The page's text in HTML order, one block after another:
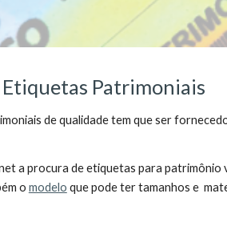
Etiquetas Patrimoniais
de qualidade tem que ser
a procura de etiquetas para
o modelo que pode ter tamanhos e